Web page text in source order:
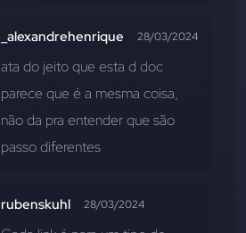
_alexandrehenrique 28/03/2024
ata do jeito que esta d doc
parece que é a mesma coisa,
não da pra entender que são
passo diferentes
rubenskuhl 28/03/2024